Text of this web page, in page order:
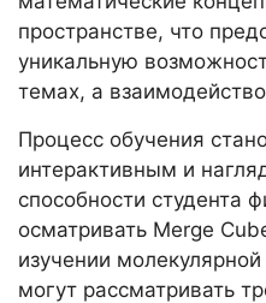
пространстве, что
уникальную
темах, а
Процесс обучения
интерактивным и
способности студента
осматривать Merge
изучении
могут рассматривать